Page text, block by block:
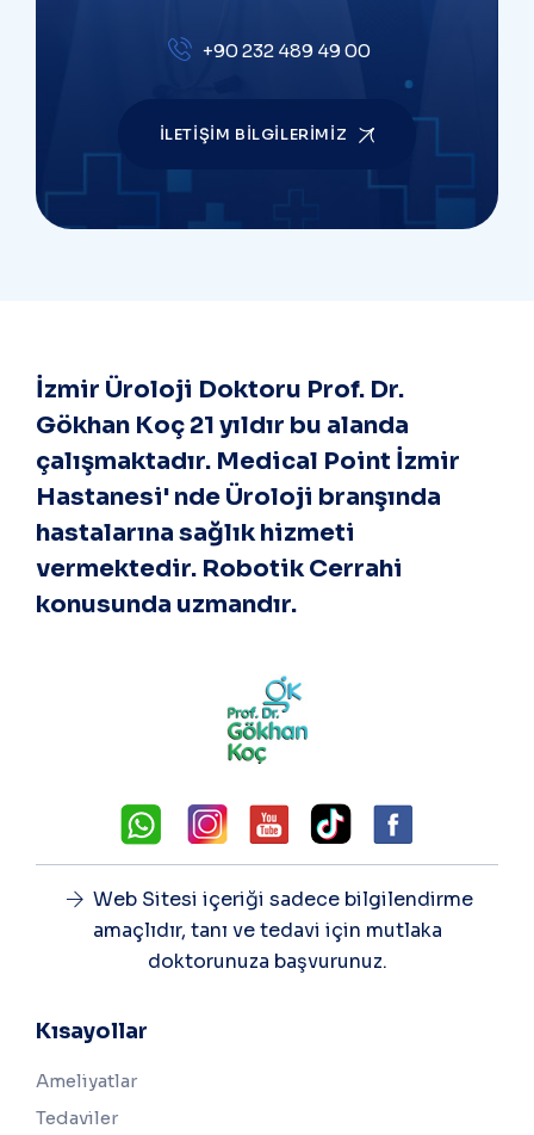
+90 232 489 49 00
İLETIŞIM BILGILERIMIZ
İzmir Üroloji Doktoru Prof. Dr.
Gökhan Koç 21 yıldır bu alanda
çalışmaktadır. Medical Point İzmir
Hastanesi' nde Üroloji branşında
hastalarına sağlık hizmeti
vermektedir. Robotik Cerrahi
konusunda uzmandır.
Web Sitesi içeriği sadece bilgilendirme
amaçlıdır, tanı ve tedavi için mutlaka
doktorunuza başvurunuz.
Kısayollar
Ameliyatlar
Tedaviler